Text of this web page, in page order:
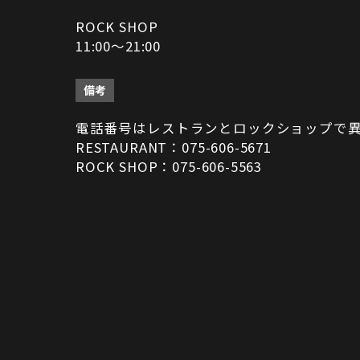
ROCK SHOP
11:00～21:00
備考
電話番号はレストランとロックショップで異
RESTAURANT：075-606-5671
ROCK SHOP：075-606-5563